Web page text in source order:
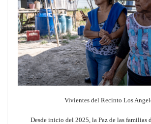
Vivientes del Recinto Los
Desde inicio del 2025, la Paz de las familias